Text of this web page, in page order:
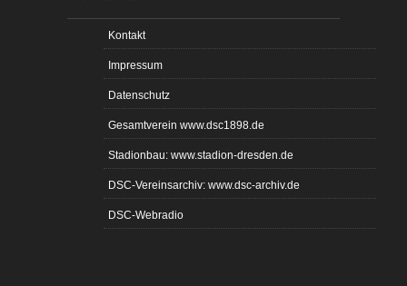
Kontakt
Impressum
Datenschutz
Gesamtverein www.dsc1898.de
Stadionbau: www.stadion-dresden.de
DSC-Vereinsarchiv: www.dsc-archiv.de
DSC-Webradio